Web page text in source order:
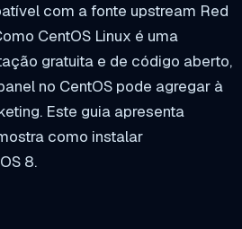
com a fonte upstream Red
CentOS Linux é uma
gratuita e de código aberto,
no CentOS pode agregar à
Este guia apresenta
como instalar
8.